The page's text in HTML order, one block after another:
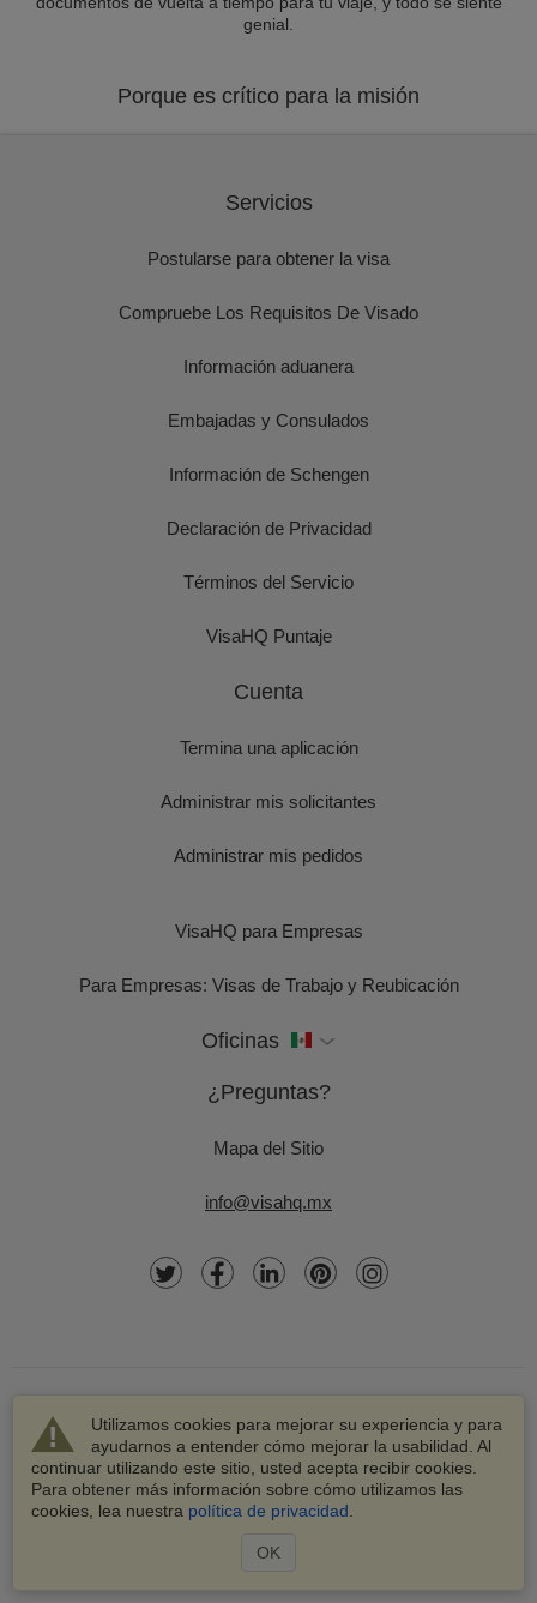
genial.
Porque es crítico para la misión
Utilizamos cookies para mejorar su experiencia y para
ayudarnos a entender cómo mejorar la usabilidad. Al
continuar utilizando este sitio, usted acepta recibir cookies.
Para obtener más información sobre cómo utilizamos las
cookies, lea nuestra política de privacidad
OK
Servicios
Postularse para obtener la visa
Compruebe Los Requisitos De Visado
Información aduanera
Embajadas y Consulados
Información de Schengen
Declaración de Privacidad
Términos del Servicio
VisaHQ Puntaje
Cuenta
Termina una aplicación
Administrar mis solicitantes
Administrar mis pedidos
VisaHQ para Empresas
Para Empresas: Visas de Trabajo y Reubicación
Oficinas
¿Preguntas?
Mapa del Sitio
info@visahq.mx
© 2003-2026 VisaHQ.com, Inc. Todos los derechos
reservados.
VisaHQ y el logotipo de VisaHQ son marcas registradas de
VisaHQ.com, Inc.